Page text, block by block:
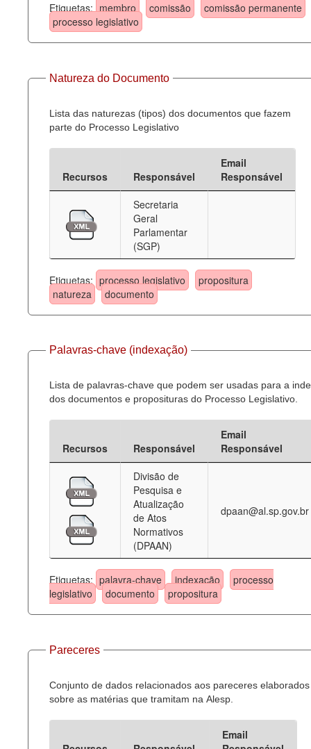
Etiquetas: membro comissão
comissão permanente
processo legislativo
Natureza do Documento
Lista das naturezas (tipos) dos documentos que fazem
parte do Processo Legislativo
Recursos Responsável
Email
Responsável
Secretaria
Geral
Parlamentar
(SGP)
Etiquetas: processo legislativo
propositura
natureza
documento
Palavras-chave (indexação)
Lista de palavras-chave que podem ser usadas para a
dos documentos e proposituras do Processo Legislativo.
Recursos Responsável
Email
Responsável
Divisão de
Pesquisa e
Atualização
de Atos
Normativos
(DPAAN)
dpaan@al.sp.gov.br
Etiquetas: palavra-chave indexação
processo
legislativo
documento propositura
Pareceres
Conjunto de dados relacionados aos pareceres elaborados
sobre as matérias que tramitam na Alesp.
Email